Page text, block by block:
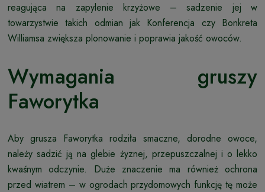
reagująca na zapylenie krzyżowe – sadzenie jej w
towarzystwie takich odmian jak Konferencja czy Bonkreta
Williamsa zwiększa plonowanie i poprawia jakość owoców.
Wymagania gruszy
Faworytka
Aby grusza Faworytka rodziła smaczne, dorodne owoce,
należy sadzić ją na glebie żyznej, przepuszczalnej i o lekko
kwaśnym odczynie. Duże znaczenie ma również ochrona
przed wiatrem – w ogrodach przydomowych funkcję tę może